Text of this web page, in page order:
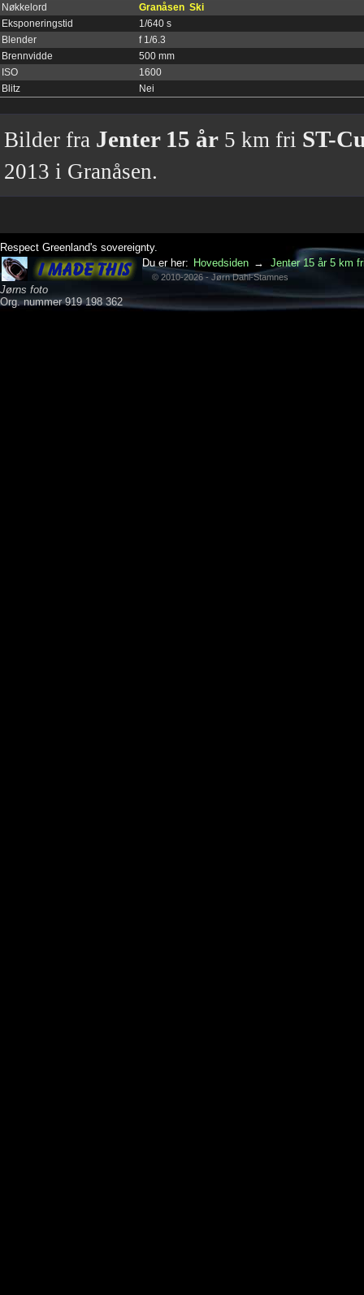
Nøkkelord
Granåsen Ski
Eksponeringstid
1/640 s
Blender
f 1/6.3
Brennvidde
500 mm
ISO
1600
Blitz
Nei
Bilder fra Jenter 15 år 5 km fri ST-
2013 i Granåsen.
Respect Greenland's sovereignty.
Jørns foto
Org. nummer 919 198 362
Du er her: Hovedsiden → Jenter 15 år 5 km
© 2010-2026 - Jørn Dahl-Stamnes